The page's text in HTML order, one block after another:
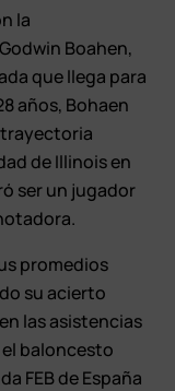
la
Boahen,
que llega para
años, Bohaen
trayectoria
de Illinois en
ser un jugador
promedios
su acierto
las asistencias
el baloncesto
FEB de España